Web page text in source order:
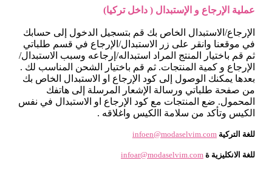
عملية الإرجاع و الإستبدال ( داخل تركيا)
الإرجاع/الاستبدال الخاص بك قم بتسجيل الدخول إلى حسابك
في موقعنا وانقر على زر الاستبدال/الإرجاع في قسم طلباتي
ثم قم باختيار المنتج المراد استبداله/إرجاعه وسبب الاستبدال/
الإرجاع و كمية المنتجات. ثم قم باختيار الشحن المناسب لك .
بعدها يمكنك الوصول إلى كود الإرجاع او الاستبدال الخاص بك
من صفحة طلباتي ورسالة الإشعار المرسلة إلى هاتفك
المحمول. ضع المنتجات مع كود الإرجاع او الاستبدال في نفس
الكيس وتأكد من سلامة االكيس واغلاقه .
للغة التركية infoen@modaselvim.com
للغة الانكليزية ة infoar@modaselvim.com